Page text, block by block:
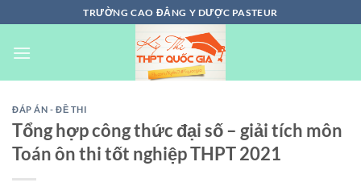
đến
nội
TRƯỜNG CAO ĐẲNG Y DƯỢC PASTEUR
ĐÁP ÁN - ĐỀ THI
Tổng hợp công thức đại số – giải tích môn
Toán ôn thi tốt nghiệp THPT 2021